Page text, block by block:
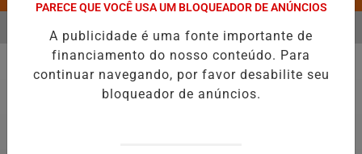
MAIS VIOLENTAS DO BRASIL E CAI PARA A 6ª POSIÇÃO EM NOVO
EM ALTA
MENU
Educação
PARECE QUE VOCÊ USA UM BLOQUEADOR DE ANÚNCIOS
A publicidade é uma fonte importante de
financiamento do nosso conteúdo. Para
continuar navegando, por favor desabilite seu
bloqueador de anúncios.